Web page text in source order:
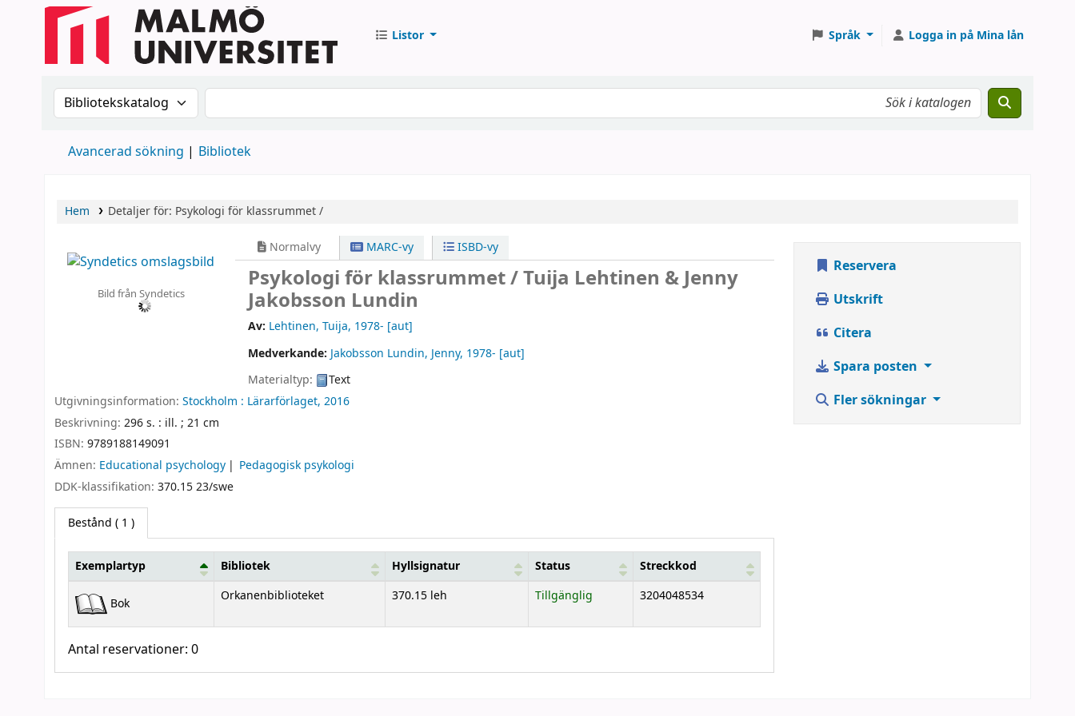
Listor Språk Logga in på Mina lån
Sök i katalogen efter:Sök i katalogen
Avancerad sökning Bibliotek
Hem Detaljer för: Psykologi för klassrummet /
Bild från Syndetics
Normalvy MARC-vy ISBD-vy
Psykologi för klassrummet /Tuija Lehtinen & Jenny
Jakobsson Lundin
Av: Lehtinen, Tuija, 1978- [aut]
Medverkande: Jakobsson Lundin, Jenny, 1978- [aut]
Materialtyp:
Text
Utgivningsinformation: Stockholm : Lärarförlaget, 2016
Beskrivning: 296 s. : ill. ; 21 cm
ISBN: 9789188149091
Ämnen: Educational psychology
Pedagogisk psykologi
DDK-klassifikation: 370.15 23/swe
Bestånd ( 1 )
Bestånd
Exemplartyp Bibliotek Hyllsignatur Status Streckkod
Bok Orkanenbiblioteket 370.15 leh Tillgänglig 3204048534
Antal reservationer: 0
Reservera
Utskrift
Citera
Spara posten
Fler sökningar